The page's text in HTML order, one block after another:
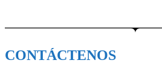
CONTÁCTENOS